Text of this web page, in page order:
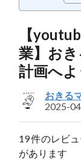
【
業】お
計画へ
おきる
2025-
19 件のレビ
があります